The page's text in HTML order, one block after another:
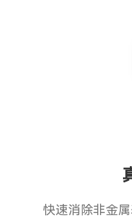
快速消除非金